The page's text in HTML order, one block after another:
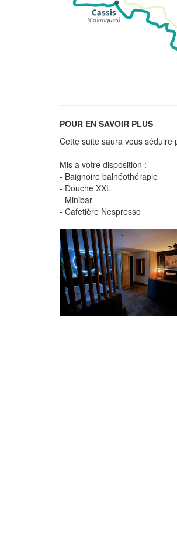
POUR EN SAVOIR PLUS
Cette suite saura vous séduire
Mis à votre disposition :
- Baignoire balnéothérapie
- Douche XXL
- Minibar
- Cafetière Nespresso